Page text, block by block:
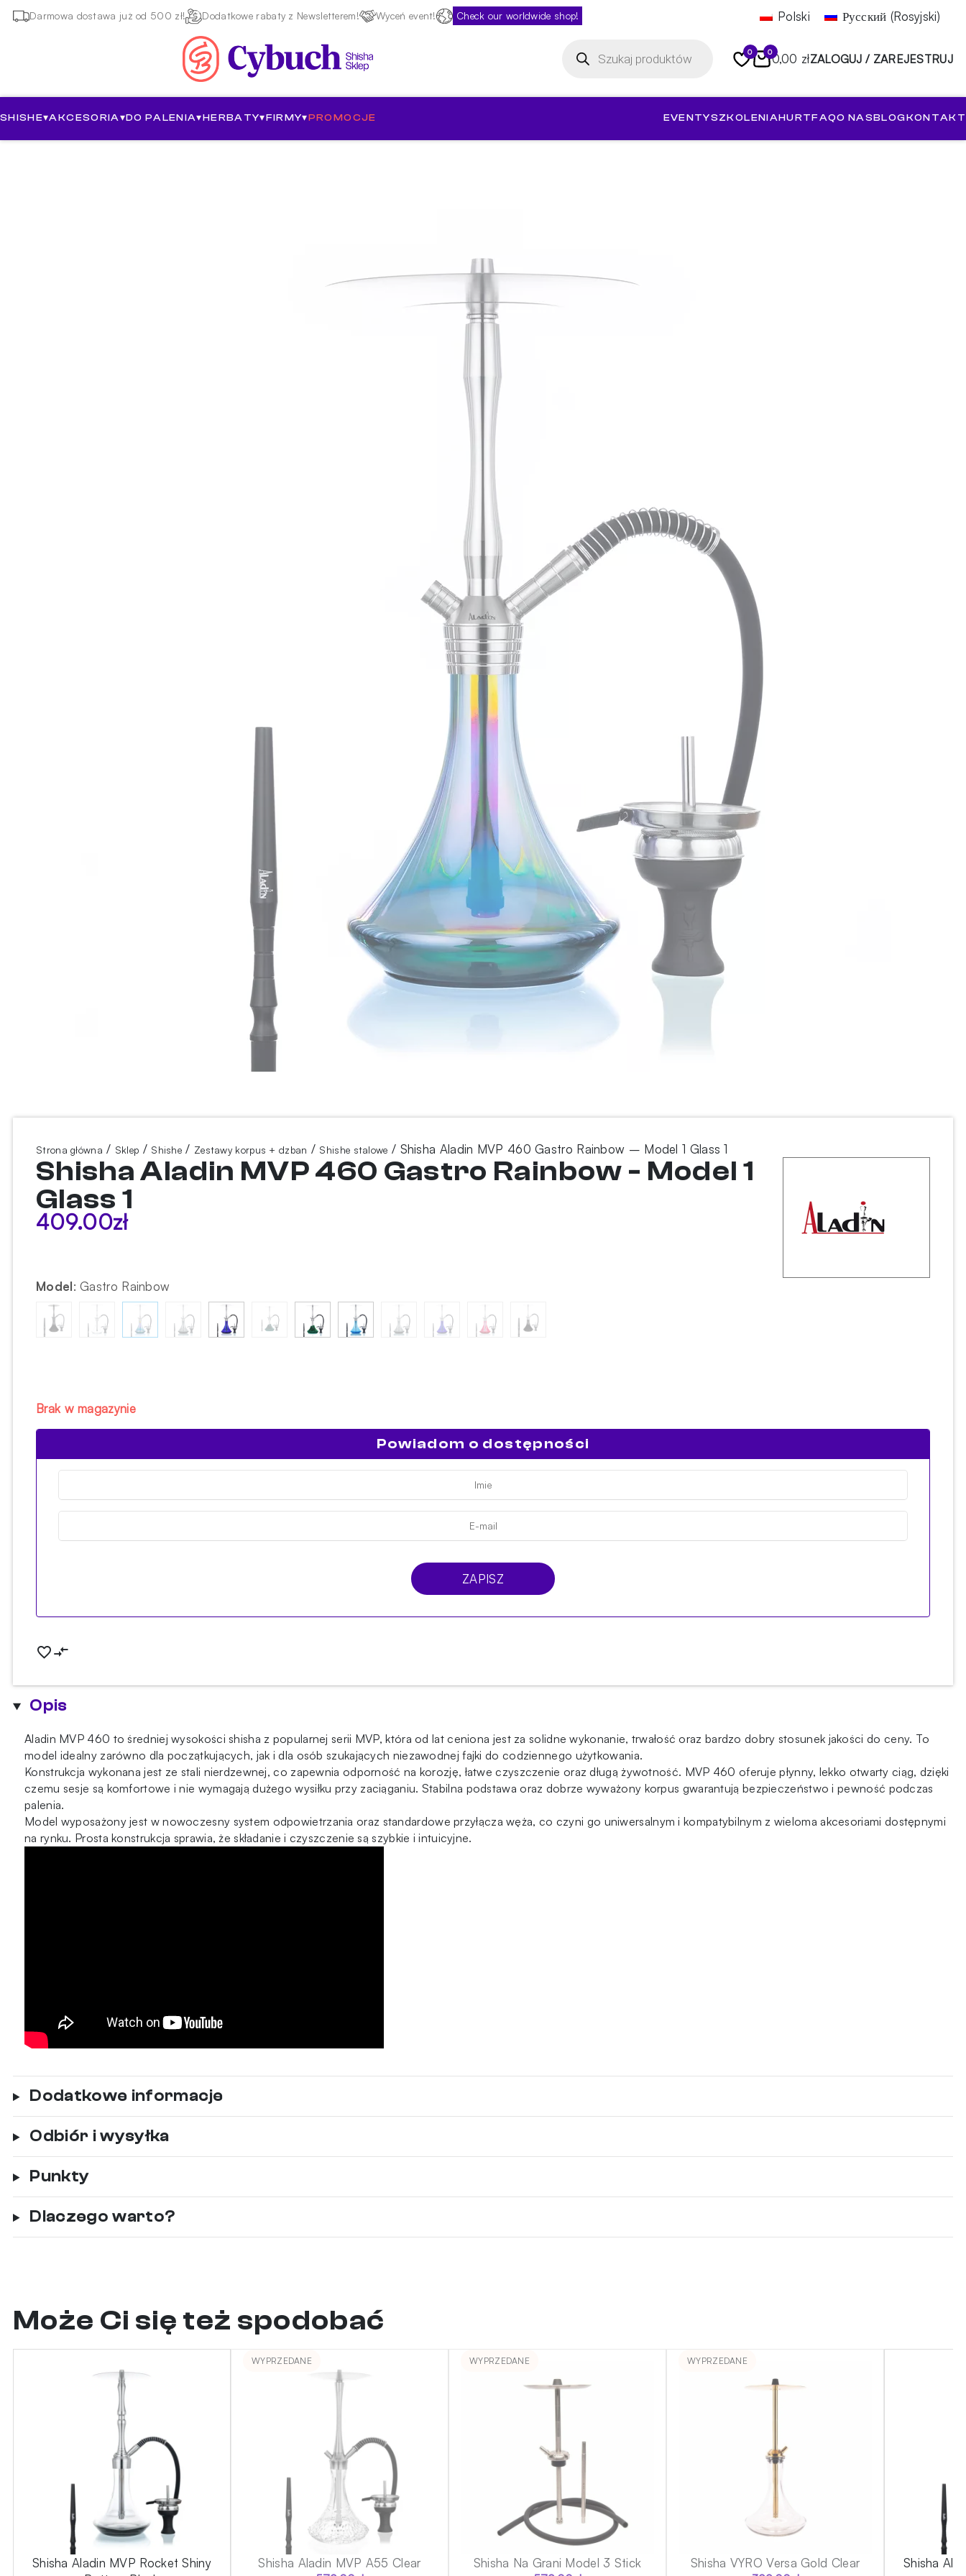
Darmowa dostawa już od 500 zł! Dodatkowe rabaty z Newsletterem! Wyceń event! Check our worldwide shop! Polski Русский (Rosyjski)
produktów 0 00,00 złZALOGUJ / ZAREJESTRUJ
SHISHE▾AKCESORIA▾DO PALENIA▾HERBATY▾FIRMY▾PROMOCJE EVENTYSZKOLENIAHURTFAQO NASBLOGKONTAKT
Strona główna / Sklep / Shishe / Zestawy korpus + dzban / Shishe stalowe / Shisha Aladin MVP 460 Gastro Rainbow – Model 1 Glass 1
Shisha Aladin MVP 460 Gastro Rainbow - Model 1
Glass 1
409.00zł
Model: Gastro Rainbow
Brak w magazynie
Powiadom o dostępności
ZAPISZ
Opis
Aladin MVP 460 to średniej wysokości shisha z popularnej serii MVP, która od lat ceniona jest za solidne wykonanie, trwałość oraz bardzo dobry stosunek jakości do ceny. To
model idealny zarówno dla początkujących, jak i dla osób szukających niezawodnej fajki do codziennego użytkowania.
Konstrukcja wykonana jest ze stali nierdzewnej, co zapewnia odporność na korozję, łatwe czyszczenie oraz długą żywotność. MVP 460 oferuje płynny, lekko otwarty ciąg, dzięki
czemu sesje są komfortowe i nie wymagają dużego wysiłku przy zaciąganiu. Stabilna podstawa oraz dobrze wyważony korpus gwarantują bezpieczeństwo i pewność podczas
palenia.
Model wyposażony jest w nowoczesny system odpowietrzania oraz standardowe przyłącza węża, co czyni go uniwersalnym i kompatybilnym z wieloma akcesoriami dostępnymi
na rynku. Prosta konstrukcja sprawia, że składanie i czyszczenie są szybkie i intuicyjne.
Dodatkowe informacje
Odbiór i wysyłka
Punkty
Dlaczego warto?
Może Ci się też spodobać
Shisha Aladin MVP Rocket Shiny
WYPRZEDANE
Shisha Aladin MVP A55 Clear
WYPRZEDANE
Shisha Na Grani Model 3 Stick
WYPRZEDANE
Shisha VYRO Versa Gold Clear
Shisha